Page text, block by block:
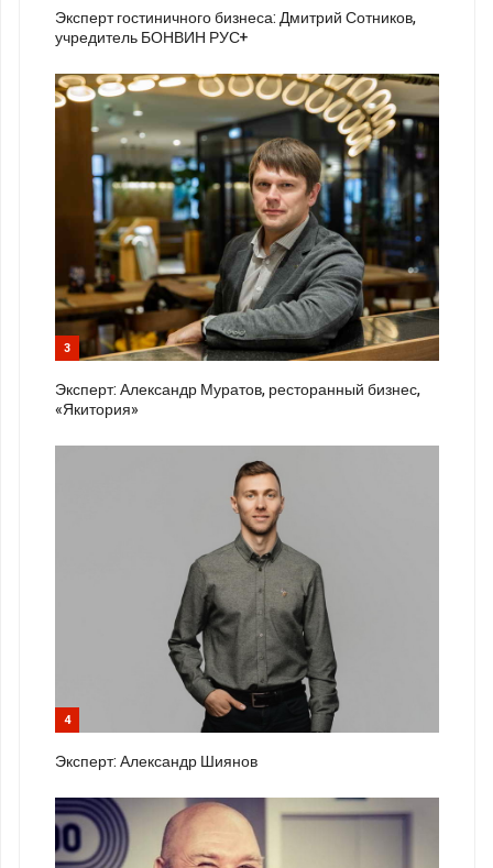
Эксперт гостиничного бизнеса: Дмитрий Сотников,
учредитель БОНВИН РУС+
3
Эксперт: Александр Муратов, ресторанный бизнес,
«Якитория»
4
Эксперт: Александр Шиянов